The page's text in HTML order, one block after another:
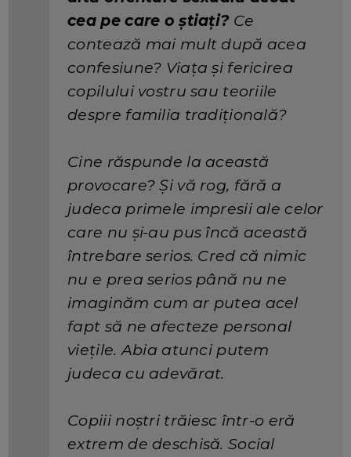
cea pe care o știați? Ce
contează mai mult după acea
confesiune? Viața și fericirea
copilului vostru sau teoriile
despre familia tradițională?
Cine răspunde la această
provocare? Și vă rog, fără a
judeca primele impresii ale celor
care nu și-au pus încă această
întrebare serios. Cred că nimic
nu e prea serios până nu ne
imaginăm cum ar putea acel
fapt să ne afecteze personal
viețile. Abia atunci putem
judeca cu adevărat.
Copiii noștri trăiesc într-o eră
extrem de deschisă. Social